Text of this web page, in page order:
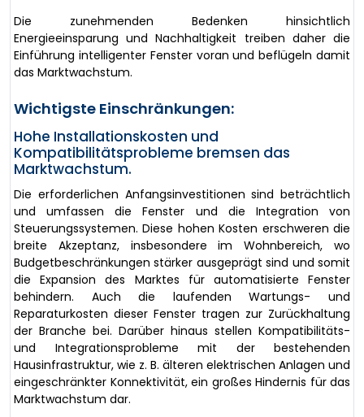
Die zunehmenden Bedenken hinsichtlich
Energieeinsparung und Nachhaltigkeit treiben daher die
Einführung intelligenter Fenster voran und beflügeln damit
das Marktwachstum.
Wichtigste Einschränkungen:
Hohe Installationskosten und
Kompatibilitätsprobleme bremsen das
Marktwachstum.
Die erforderlichen Anfangsinvestitionen sind beträchtlich
und umfassen die Fenster und die Integration von
Steuerungssystemen. Diese hohen Kosten erschweren die
breite Akzeptanz, insbesondere im Wohnbereich, wo
Budgetbeschränkungen stärker ausgeprägt sind und somit
die Expansion des Marktes für automatisierte Fenster
behindern. Auch die laufenden Wartungs- und
Reparaturkosten dieser Fenster tragen zur Zurückhaltung
der Branche bei. Darüber hinaus stellen Kompatibilitäts-
und Integrationsprobleme mit der bestehenden
Hausinfrastruktur, wie z. B. älteren elektrischen Anlagen und
eingeschränkter Konnektivität, ein großes Hindernis für das
Marktwachstum dar.